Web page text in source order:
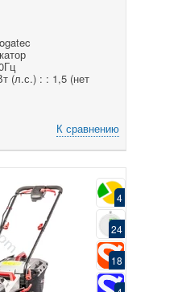
(л.с.) : : 1,5 (нет
К сравнению
4
24
18